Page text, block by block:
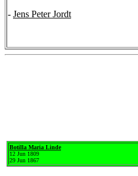
- Jens Peter Jordt
Botilla Maria Linde
12 Jun 1809
29 Jun 1867